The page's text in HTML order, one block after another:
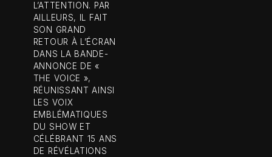
L’ATTENTION. PAR
AILLEURS, IL FAIT
SON GRAND
RETOUR À L’ÉCRAN
DANS LA BANDE-
ANNONCE DE «
THE VOICE »,
RÉUNISSANT AINSI
LES VOIX
EMBLÉMATIQUES
DU SHOW ET
CÉLÉBRANT 15 ANS
DE RÉVÉLATIONS